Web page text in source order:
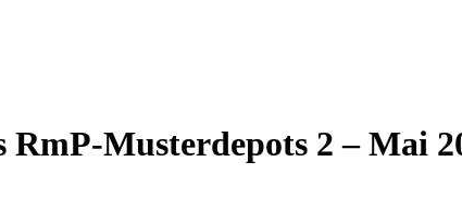
RmP-Musterdepots 2 – Mai